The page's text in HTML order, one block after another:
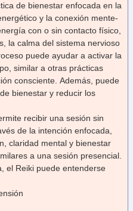
de bienestar enfocada en la
y la conexión mente-
con o sin contacto físico,
la calma del sistema nervioso
puede ayudar a activar la
similar a otras prácticas
consciente. Además, puede
bienestar y reducir los
recibir una sesión sin
de la intención enfocada,
claridad mental y bienestar
a una sesión presencial.
el Reiki puede entenderse